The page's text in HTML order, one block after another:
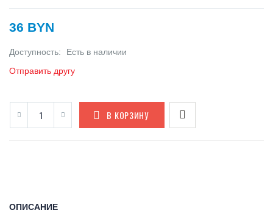
36 BYN
Доступность:
Есть в наличии
Отправить другу
В КОРЗИНУ
ОПИСАНИЕ